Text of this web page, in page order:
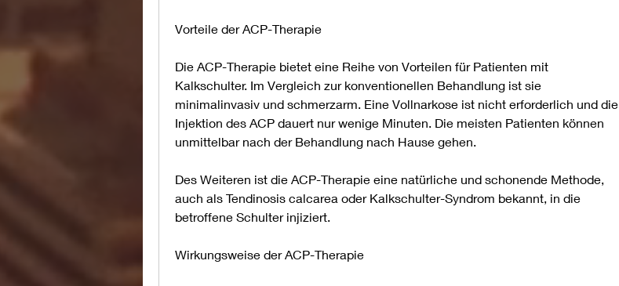
Vorteile der ACP-Therapie
Die ACP-Therapie bietet eine Reihe von Vorteilen für Patienten mit
Kalkschulter. Im Vergleich zur konventionellen Behandlung ist sie
minimalinvasiv und schmerzarm. Eine Vollnarkose ist nicht erforderlich und die
Injektion des ACP dauert nur wenige Minuten. Die meisten Patienten können
unmittelbar nach der Behandlung nach Hause gehen.
Des Weiteren ist die ACP-Therapie eine natürliche und schonende Methode,
auch als Tendinosis calcarea oder Kalkschulter-Syndrom bekannt, in die
betroffene Schulter injiziert.
Wirkungsweise der ACP-Therapie